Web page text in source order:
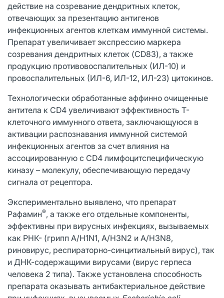
действие на созревание дендритных клеток,
отвечающих за презентацию антигенов
инфекционных агентов клеткам иммунной системы.
Препарат увеличивает экспрессию маркера
созревания дендритных клеток (CD83), а также
продукцию противовоспалительных (ИЛ-10) и
провоспалительных (ИЛ-6, ИЛ-12, ИЛ-23) цитокинов.
Технологически обработанные аффинно очищенные
антитела к CD4 увеличивают эффективность Т-
клеточного иммунного ответа, заключающуюся в
активации распознавания иммунной системой
инфекционных агентов за счет влияния на
ассоциированную с CD4 лимфоцитспецифическую
киназу – молекулу, обеспечивающую передачу
сигнала от рецептора.
Экспериментально выявлено, что препарат
Рафамин®, а также его отдельные компоненты,
эффективны при вирусных инфекциях, вызываемых
как РНК- (грипп А/H1N1, A/H3N2 и A/H3N8,
риновирус, респираторно-синцитиальный вирус), так
и ДНК-содержащими вирусами (вирус герпеса
человека 2 типа). Также установлена способность
препарата оказывать антибактериальное действие